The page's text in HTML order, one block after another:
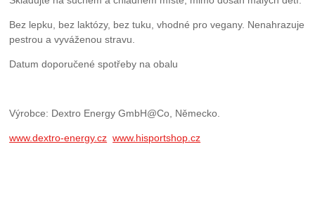
Bez lepku, bez laktózy, bez tuku, vhodné pro vegany. Nenahrazuje
pestrou a vyváženou stravu.
Datum doporučené spotřeby na obalu
Výrobce: Dextro Energy GmbH@Co, Německo.
www.dextro-energy.cz www.hisportshop.cz